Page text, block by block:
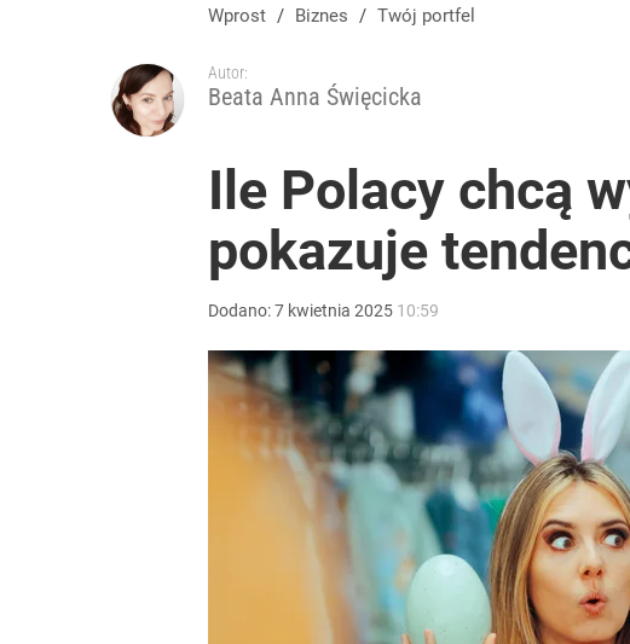
Wprost / Biznes / Twój portfel
Autor:
Beata Anna Święcicka
Ile Polacy chcą
pokazuje
Dodano:7 kwietnia 2025 10:59